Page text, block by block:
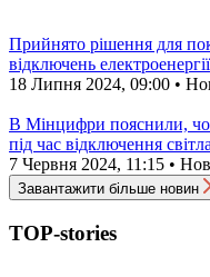
Прийнято рішення для
відключень електроенергії
18 Липня 2024, 09:00 •
В Мінцифри пояснили,
під час відключення світла
7 Червня 2024, 11:15 •
Завантажити більше новин
TOP-stories